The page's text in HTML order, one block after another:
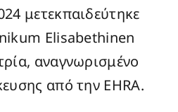
μετεκπαιδεύτηκε
Elisabethinen
αναγνωρισμένο
από την EHRA.